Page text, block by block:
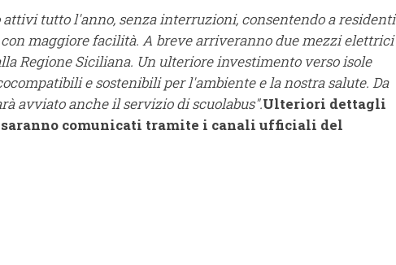
attivi tutto l'anno, senza interruzioni, consentendo a residenti
maggiore facilità. A breve arriveranno due mezzi elettrici
Regione Siciliana. Un ulteriore investimento verso isole
e sostenibili per l'ambiente e la nostra salute. Da
avviato anche il servizio di scuolabus".Ulteriori dettagli
saranno comunicati tramite i canali ufficiali del